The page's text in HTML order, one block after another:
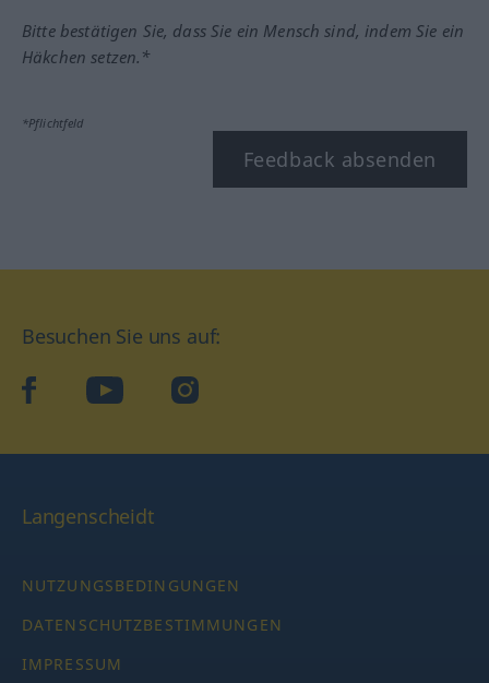
Bitte bestätigen Sie, dass Sie ein Mensch sind, indem Sie ein
Häkchen setzen.*
*Pflichtfeld
Feedback absenden
Besuchen Sie uns auf:
facebookYouTube Instagram
Langenscheidt
NUTZUNGSBEDINGUNGEN
DATENSCHUTZBESTIMMUNGEN
IMPRESSUM